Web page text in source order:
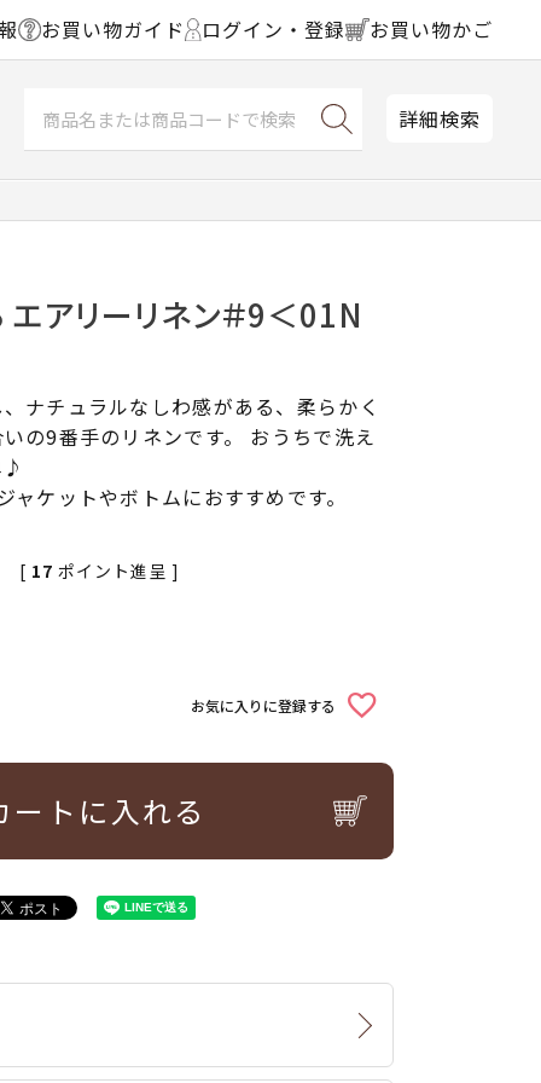
お買い物ガイド ログイン・登録 お買い物かご
詳細検索
エアリーリネン＃9＜01N
ナチュラルなしわ感がある、柔らかく
の9番手のリネンです。 おうちで洗え
♪
ャケットやボトムにおすすめです。
[ 17 ポイント進呈 ]
お気に入りに登録する
ートに入れる